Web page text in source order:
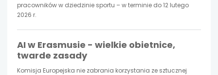
pracowników w dziedzinie sportu – w terminie do 12 lutego
2026 r.
AI w Erasmusie - wielkie obietnice,
twarde zasady
Komisja Europejska nie zabrania korzystania ze sztucznej